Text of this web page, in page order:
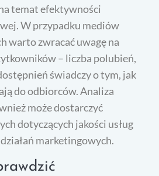
temat efektywności
W przypadku mediów
warto zwracać uwagę na
– liczba polubień,
świadczy o tym, jak
do odbiorców. Analiza
może dostarczyć
dotyczących jakości usług
marketingowych.